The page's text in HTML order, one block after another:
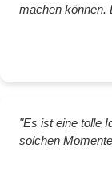
machen können.
"Es ist eine tolle
solchen